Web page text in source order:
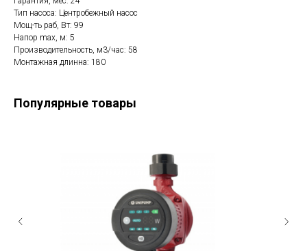
Тип насоса: Центробежный насос
Мощ-ть раб, Вт: 99
Hапор max, м: 5
Производительность, м3/час: 58
Монтажная длинна: 180
Популярные товары